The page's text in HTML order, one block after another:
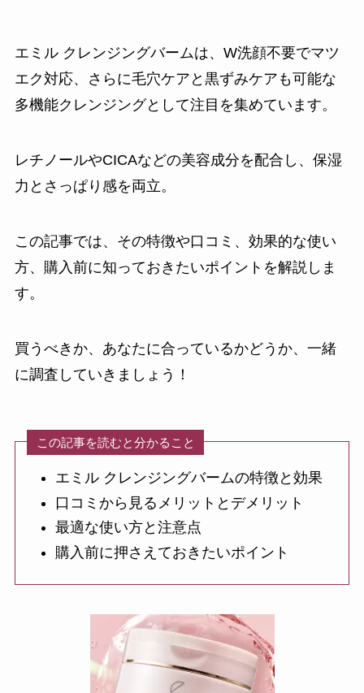
エミル クレンジングバームは、W洗顔不要でマツ
エク対応、さらに毛穴ケアと黒ずみケアも可能な
多機能クレンジングとして注目を集めています。
レチノールやCICAなどの美容成分を配合し、保湿
力とさっぱり感を両立。
この記事では、その特徴や口コミ、効果的な使い
方、購入前に知っておきたいポイントを解説しま
す。
買うべきか、あなたに合っているかどうか、一緒
に調査していきましょう！
この記事を読むと分かること
エミル クレンジングバームの特徴と効果
口コミから見るメリットとデメリット
最適な使い方と注意点
購入前に押さえておきたいポイント